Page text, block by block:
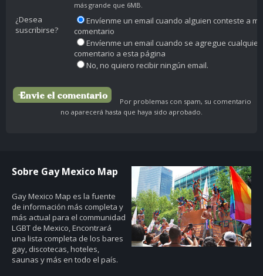
más grande que 6MB.
¿Desea
suscribirse?
Envíenme un email cuando alguien conteste a mi
comentario
Envíenme un email cuando se agregue cualquier
comentario a esta página
No, no quiero recibir ningún email.
Por problemas con spam, su comentario
no aparecerá hasta que haya sido aprobado.
Sobre Gay Mexico Map
Gay Mexico Map es la fuente
de información más completa y
más actual para el communidad
LGBT de Mexico, Encontrará
una lista completa de los bares
gay, discotecas, hoteles,
saunas y más en todo el país.